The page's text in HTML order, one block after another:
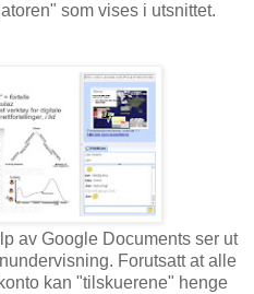
som vises i utsnittet.
av Google Documents ser ut
Forutsatt at alle
kan "tilskuerene" henge